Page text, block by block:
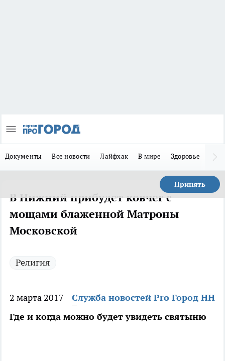
Документы Все новости Лайфхак В мире Здоровье
Принять
В Нижний прибудет ковчег с
мощами блаженной Матроны
Московской
Религия
2 марта 2017
Служба новостей Pro Город НН
Где и когда можно будет увидеть святыню